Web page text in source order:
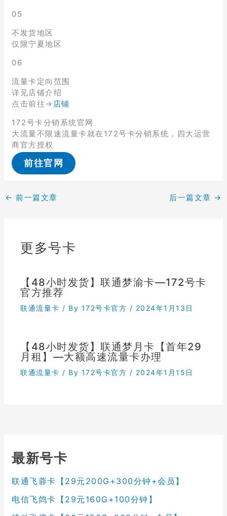
05
不发货地区
仅限宁夏地区
06
流量卡定向范围
详见店铺介绍
点击前往→ 店铺
172号卡分销系统官网
大流量不限速流量卡就在172号卡分销系统，四大运营
商官方授权
前往官网
← 前一篇文章 后一篇文章 →
更多号卡
【48小时发货】联通梦渝卡—172号卡
官方推荐
联通流量卡 / By 172号卡官方 / 2024年1月13日
【48小时发货】联通梦月卡【首年29
月租】—大额高速流量卡办理
联通流量卡 / By 172号卡官方 / 2024年1月15日
最新号卡
联通飞蓉卡【29元200G+300分钟+会员】
电信飞鸽卡【29元160G+100分钟】